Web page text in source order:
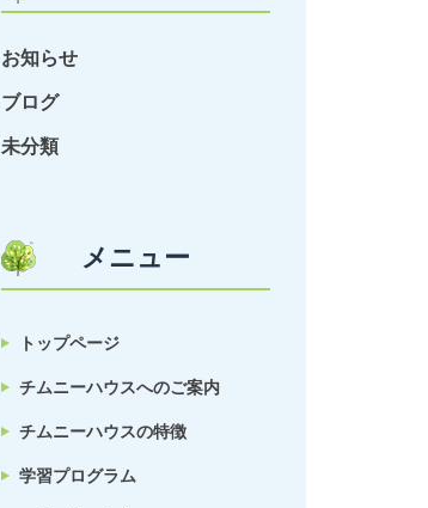
お知らせ
ブログ
未分類
メニュー
トップページ
チムニーハウスへのご案内
チムニーハウスの特徴
学習プログラム